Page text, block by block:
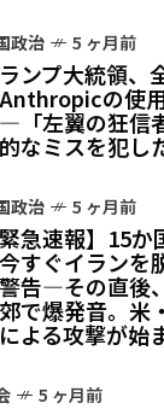
政治 5 ヶ月前
ンプ大統領、
の使
「左翼の狂信
なミスを犯し
政治 5 ヶ月前
緊急速報】15
今すぐイランを
告—その直後
で爆発音。米
よる攻撃が始
5 ヶ月前